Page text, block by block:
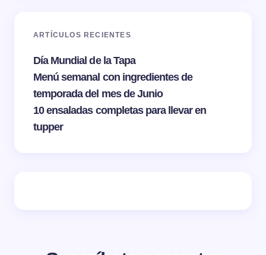
ARTÍCULOS RECIENTES
Día Mundial de la Tapa
Menú semanal con ingredientes de
temporada del mes de Junio
10 ensaladas completas para llevar en
tupper